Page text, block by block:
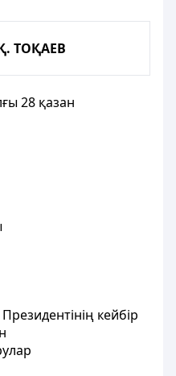
ТОҚАЕВ
28 қазан
кейбір